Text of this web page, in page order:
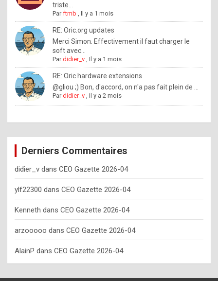
n
o
w
h
o
w
o
e
y
o
u
s
h
o
triste...
Parftmb ,Il y a 1 mois
RE: Oric.org updates
Merci Simon. Effectivement il faut charger le
soft avec...
Pardidier_v ,Il y a 1 mois
RE: Oric hardware extensions
@gliou ;) Bon, d'accord, on n'a pas fait plein de ...
Pardidier_v ,Il y a 2 mois
Derniers Commentaires
didier_v dans CEO Gazette 2026-04
ylf22300 dans CEO Gazette 2026-04
Kenneth dans CEO Gazette 2026-04
arzooooo dans CEO Gazette 2026-04
AlainP dans CEO Gazette 2026-04